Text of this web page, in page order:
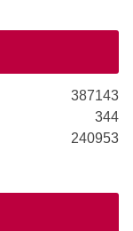
387143
344
240953